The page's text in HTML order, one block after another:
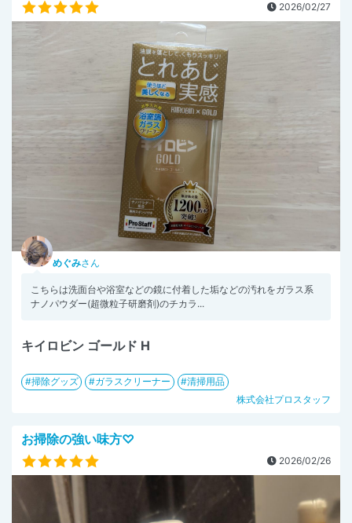
2026/02/27
めぐみさん
こちらは洗面台や浴室などの鏡に付着した垢などの汚れをガラス系
ナノパウダー(超微粒子研磨剤)のチカラ...
キイロビン ゴールド H
掃除グッズ ガラスクリーナー
清掃用品
株式会社プロスタッフ
お掃除の強い味方♡
2026/02/26